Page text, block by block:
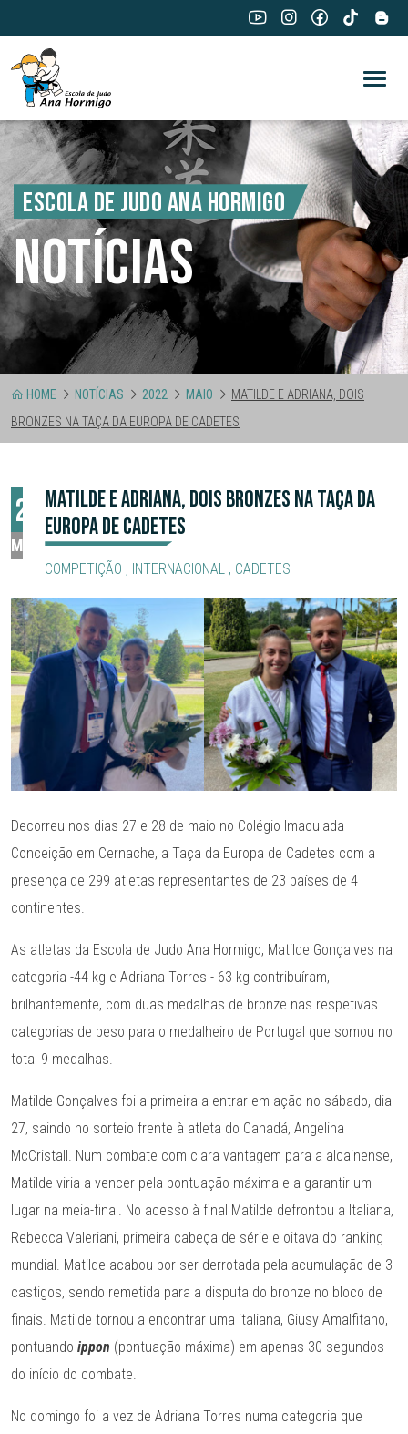
ESCOLA DE JUDO ANA HORMIGO
NOTÍCIAS
HOME NOTÍCIAS 2022 MAIO
MATILDE E ADRIANA, DOIS
BRONZES NA TAÇA DA EUROPA DE CADETES
27
MAI
MATILDE E ADRIANA, DOIS BRONZES NA TAÇA DA
EUROPA DE CADETES
COMPETIÇÃO , INTERNACIONAL , CADETES
Decorreu nos dias 27 e 28 de maio no Colégio Imaculada
Conceição em Cernache, a Taça da Europa de Cadetes com a
presença de 299 atletas representantes de 23 países de 4
continentes.
As atletas da Escola de Judo Ana Hormigo, Matilde Gonçalves na
categoria -44 kg e Adriana Torres - 63 kg contribuíram,
brilhantemente, com duas medalhas de bronze nas respetivas
categorias de peso para o medalheiro de Portugal que somou no
total 9 medalhas.
Matilde Gonçalves foi a primeira a entrar em ação no sábado, dia
27, saindo no sorteio frente à atleta do Canadá, Angelina
McCristall. Num combate com clara vantagem para a alcainense,
Matilde viria a vencer pela pontuação máxima e a garantir um
lugar na meia-final. No acesso à final Matilde defrontou a Italiana,
Rebecca Valeriani, primeira cabeça de série e oitava do ranking
mundial. Matilde acabou por ser derrotada pela acumulação de 3
castigos, sendo remetida para a disputa do bronze no bloco de
finais. Matilde tornou a encontrar uma italiana, Giusy Amalfitano,
pontuando ippon (pontuação máxima) em apenas 30 segundos
do início do combate.
No domingo foi a vez de Adriana Torres numa categoria que